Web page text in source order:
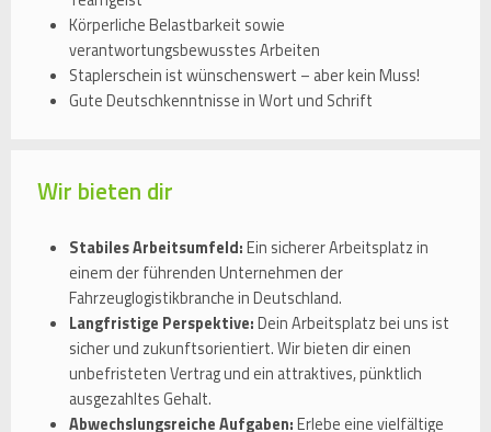
Körperliche Belastbarkeit sowie
verantwortungsbewusstes Arbeiten
Staplerschein ist wünschenswert – aber kein Muss!
Gute Deutschkenntnisse in Wort und Schrift
Wir bieten dir
Stabiles Arbeitsumfeld:Ein sicherer Arbeitsplatz in
einem der führenden Unternehmen der
Fahrzeuglogistikbranche in Deutschland.
Langfristige Perspektive:Dein Arbeitsplatz bei uns ist
sicher und zukunftsorientiert. Wir bieten dir einen
unbefristeten Vertrag und ein attraktives, pünktlich
ausgezahltes Gehalt.
Abwechslungsreiche Aufgaben:Erlebe eine vielfältige